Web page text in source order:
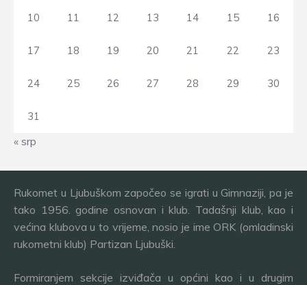
10 11 12 13 14 15 16
17 18 19 20 21 22 23
24 25 26 27 28 29 30
31
« srp
Rukomet u Ljubuškom započeo se igrati u Gimnaziji, pa je
tako 1956. godine osnovan i klub. Tadašnji klub, kao i
većina klubova u to vrijeme, nosio je ime ORK (omladinski
rukometni klub) Partizan Ljubuški.
Formiranjem sekcije izviđača u općini kao i u drugim